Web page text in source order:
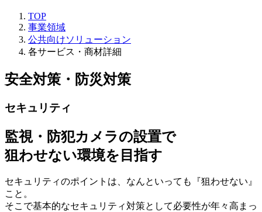
TOP
事業領域
公共向けソリューション
各サービス・商材詳細
安全対策・防災対策
セキュリティ
監視・防犯カメラの設置で
狙わせない環境を目指す
セキュリティのポイントは、なんといっても『狙わせない』
こと。
そこで基本的なセキュリティ対策として必要性が年々高まっ